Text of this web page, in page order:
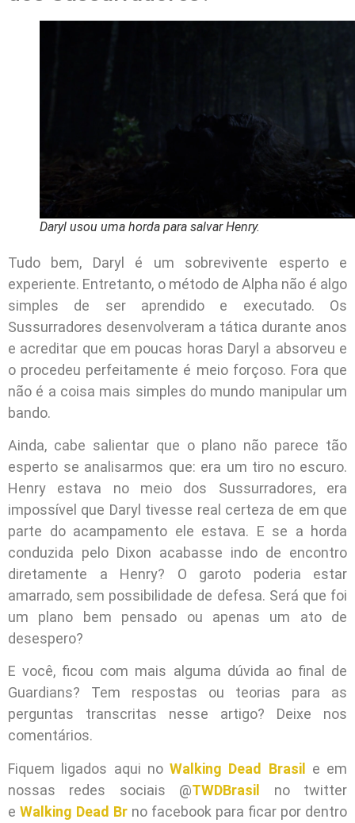
Daryl usou uma horda para salvar Henry.
Tudo bem, Daryl é um sobrevivente esperto e
experiente. Entretanto, o método de Alpha não é algo
simples de ser aprendido e executado. Os
Sussurradores desenvolveram a tática durante anos
e acreditar que em poucas horas Daryl a absorveu e
o procedeu perfeitamente é meio forçoso. Fora que
não é a coisa mais simples do mundo manipular um
bando.
Ainda, cabe salientar que o plano não parece tão
esperto se analisarmos que: era um tiro no escuro.
Henry estava no meio dos Sussurradores, era
impossível que Daryl tivesse real certeza de em que
parte do acampamento ele estava. E se a horda
conduzida pelo Dixon acabasse indo de encontro
diretamente a Henry? O garoto poderia estar
amarrado, sem possibilidade de defesa. Será que foi
um plano bem pensado ou apenas um ato de
desespero?
E você, ficou com mais alguma dúvida ao final de
Guardians? Tem respostas ou teorias para as
perguntas transcritas nesse artigo? Deixe nos
comentários.
Fiquem ligados aqui no Walking Dead Brasil e em
nossas redes sociais @TWDBrasil no twitter
e Walking Dead Br no facebook para ficar por dentro